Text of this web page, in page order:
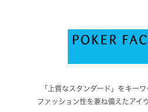
「上質なスタンダード」をキー
ファッション性を兼ね備えたアイ